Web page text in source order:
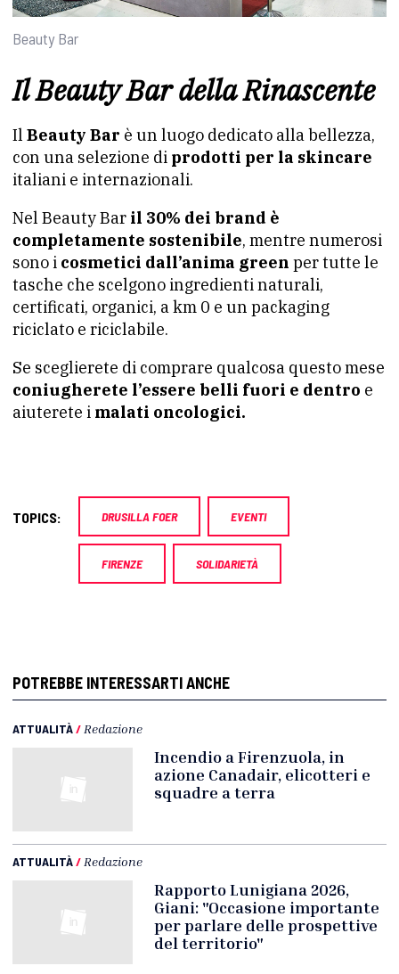
Beauty Bar
Il Beauty Bar della Rinascente
Il Beauty Bar è un luogo dedicato alla bellezza,
con una selezione di prodotti per la skincare
italiani e internazionali.
Nel Beauty Bar il 30% dei brand è
completamente sostenibile, mentre numerosi
sono i cosmetici dall’anima green per tutte le
tasche che scelgono ingredienti naturali,
certificati, organici, a km 0 e un packaging
riciclato e riciclabile.
Se sceglierete di comprare qualcosa questo mese
coniugherete l’essere belli fuori e dentro e
aiuterete i malati oncologici.
TOPICS: DRUSILLA FOER EVENTI
FIRENZE SOLIDARIETÀ
POTREBBE INTERESSARTI ANCHE
ATTUALITÀ/ Redazione
Incendio a Firenzuola, in
azione Canadair, elicotteri e
squadre a terra
ATTUALITÀ/ Redazione
Rapporto Lunigiana 2026,
Giani: "Occasione importante
per parlare delle prospettive
del territorio"